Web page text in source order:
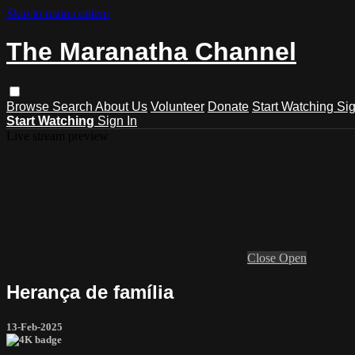
Skip to main content
The Maranatha Channel
Browse Search About Us Volunteer Donate Start Watching
Start Watching Sign In
Close Open
Herança de família
13-Feb-2025